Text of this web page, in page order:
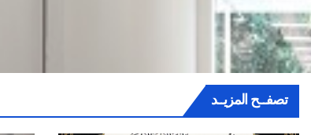
تصفــح المزيــد